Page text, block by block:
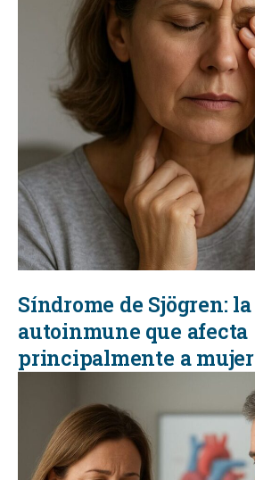
Síndrome de Sjögren:
autoinmune que afecta
principalmente a